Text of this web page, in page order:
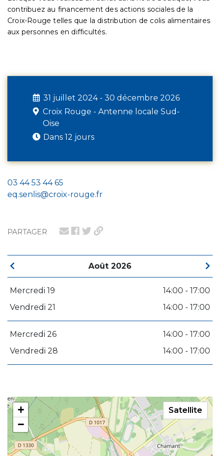
PARTAGER
Août 2026
Mercredi 19
14:00 - 17:00
Vendredi 21
14:00 - 17:00
Mercredi 26
14:00 - 17:00
Vendredi 28
14:00 - 17:00
+
−
Satellite
contribuez au financement des actions sociales de la
Croix-Rouge telles que la distribution de colis alimentaires
aux personnes en difficultés.
31 juillet 2024 - 30 décembre 2026
Croix Rouge - Antenne locale Sud-
Oise
Dans 12 jours
03 44 53 44 65
eq.senlis@croix-rouge.fr